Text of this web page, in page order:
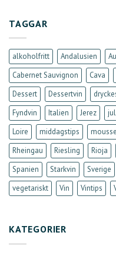
TAGGAR
alkoholfritt Andalusien
Cabernet Sauvignon
Cava
Dessert
Dessertvin
Fyndvin
Italien Jerez
Loire
middagstips
Rheingau
Riesling Rioja
Spanien
Starkvin Sverige
vegetariskt
Vin Vintips
KATEGORIER